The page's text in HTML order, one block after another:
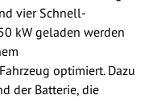
vier Schnell-
kW geladen werden
optimiert. Dazu
der Batterie, die